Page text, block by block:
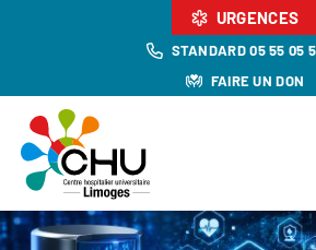
STANDARD 05 55 05
FAIRE UN DON
URGENCES